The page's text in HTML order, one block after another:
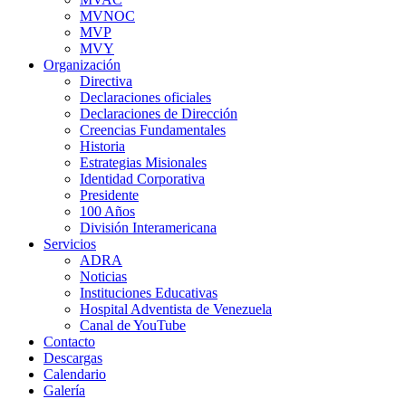
MVNOC
MVP
MVY
Organización
Directiva
Declaraciones oficiales
Declaraciones de Dirección
Creencias Fundamentales
Historia
Estrategias Misionales
Identidad Corporativa
Presidente
100 Años
División Interamericana
Servicios
ADRA
Noticias
Instituciones Educativas
Hospital Adventista de Venezuela
Canal de YouTube
Contacto
Descargas
Calendario
Galería